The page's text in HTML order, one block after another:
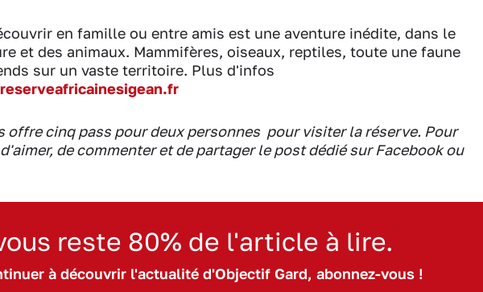
en famille ou entre amis est une aventure inédite, dans le
et des animaux. Mammifères, oiseaux, reptiles, toute une faune
sur un vaste territoire. Plus d'infos
offre cinq pass pour deux personnes pour visiter la réserve. Pour
de commenter et de partager le post dédié sur Facebook ou
reste 80% de l'article à lire.
à découvrir l'actualité d'Objectif Gard, abonnez-vous !